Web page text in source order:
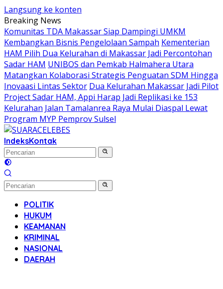
Langsung ke konten
Breaking News
Komunitas TDA Makassar Siap Dampingi UMKM
Kembangkan Bisnis Pengelolaan Sampah Kementerian
HAM Pilih Dua Kelurahan di Makassar Jadi Percontohan
Sadar HAM UNIBOS dan Pemkab Halmahera Utara
Matangkan Kolaborasi Strategis Penguatan SDM Hingga
Inovaasi Lintas Sektor Dua Kelurahan Makassar Jadi Pilot
Project Sadar HAM, Appi Harap Jadi Replikasi ke 153
Kelurahan Jalan Tamalanrea Raya Mulai Diaspal Lewat
Program MYP Pemprov Sulsel
IndeksKontak
POLITIK
HUKUM
KEAMANAN
KRIMINAL
NASIONAL
DAERAH